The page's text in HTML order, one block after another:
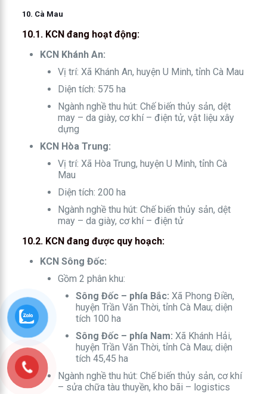
10. Cà Mau
10.1. KCN đang hoạt động:
KCN Khánh An:
Vị trí: Xã Khánh An, huyện U Minh, tỉnh Cà Mau
Diện tích: 575 ha
Ngành nghề thu hút: Chế biến thủy sản, dệt
may – da giày, cơ khí – điện tử, vật liệu xây
dựng
KCN Hòa Trung:
Vị trí: Xã Hòa Trung, huyện U Minh, tỉnh Cà
Mau
Diện tích: 200 ha
Ngành nghề thu hút: Chế biến thủy sản, dệt
may – da giày, cơ khí – điện tử
10.2. KCN đang được quy hoạch:
KCN Sông Đốc:
Gồm 2 phân khu:
Sông Đốc – phía Bắc: Xã Phong Điền,
huyện Trần Văn Thời, tỉnh Cà Mau; diện
tích 100 ha
Sông Đốc – phía Nam: Xã Khánh Hải,
huyện Trần Văn Thời, tỉnh Cà Mau; diện
tích 45,45 ha
Ngành nghề thu hút: Chế biến thủy sản, cơ khí
– sửa chữa tàu thuyền, kho bãi – logistics